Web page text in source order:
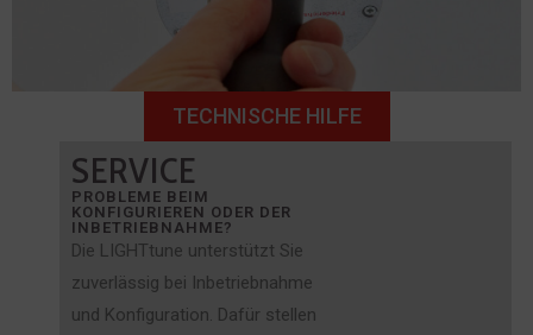
TECHNISCHE HILFE
SERVICE
PROBLEME BEIM
KONFIGURIEREN ODER DER
INBETRIEBNAHME?
Die LIGHTtune unterstützt Sie
zuverlässig bei Inbetriebnahme
und Konfiguration. Dafür stellen